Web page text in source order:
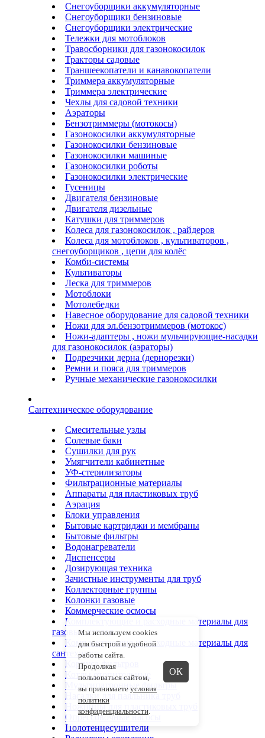
Снегоуборщики аккумуляторные
Снегоуборщики бензиновые
Снегоуборщики электрические
Тележки для мотоблоков
Травосборники для газонокосилок
Тракторы садовые
Траншеекопатели и канавокопатели
Триммера аккумуляторные
Триммера электрические
Чехлы для садовой техники
Аэраторы
Бензотриммеры (мотокосы)
Газонокосилки аккумуляторные
Газонокосилки бензиновые
Газонокосилки машиные
Газонокосилки роботы
Газонокосилки электрические
Гусеницы
Двигателя бензиновые
Двигателя дизельные
Катушки для триммеров
Колеса для газонокосилок , райдеров
Колеса для мотоблоков , культиваторов ,
снегоуборщиков , цепи для колёс
Комби-системы
Культиваторы
Леска для триммеров
Мотоблоки
Мотолебедки
Навесное оборудование для садовой техники
Ножи для эл.бензотриммеров (мотокос)
Ножи-адаптеры , ножи мульчирующие-насадки
для газонокосилок (аэраторы)
Подрезчики дерна (дернорезки)
Ремни и пояса для триммеров
Ручные механические газонокосилки
Сантехническое оборудование
Смесительные узлы
Солевые баки
Сушилки для рук
Умягчители кабинетные
УФ-стерилизаторы
Фильтрационные материалы
Аппараты для пластиковых труб
Аэрация
Блоки управления
Бытовые картриджи и мембраны
Бытовые фильтры
Водонагреватели
Диспенсеры
Дозирующая техника
Зачистные инструменты для труб
Коллекторные группы
Колонки газовые
Коммерческие осмосы
Комплектующие и расходные материалы для
газовых котлов
Комплектующие и расходные материалы для
сантехники
Корпуса фильтров
Котлы отопительные
Мультипатронные фильтры
Насадки для паяльника труб
Ножницы для пластиковых труб
Опрессовочные насосы
Полотенцесушители
Мы используем cookies
для быстрой и удобной
работы сайта.
Продолжая
пользоваться сайтом,
вы принимаете условия
политики
конфиденциальности.
ОК